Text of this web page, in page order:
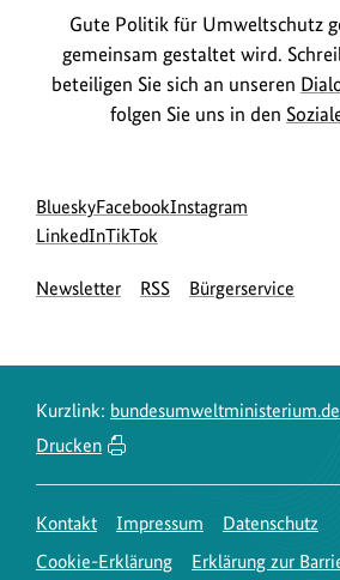
Gute Politik für Umweltschutz
gemeinsam gestaltet wird.
beteiligen Sie sich an unseren
folgen Sie uns in den
Social
Media
Blueskyzur
Bluesky-
des
Facebookzur
des
Instagram
des
LinkedInzur
Seite
zur
Seite
TikTok
Newsletter RSS Bürgerservice
Kurzlink:
Drucken
Kontakt Impressum
Datenschutz
Cookie-Erklärung
Erklärung zur